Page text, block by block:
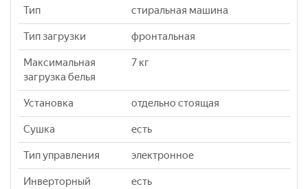
Тип стиральная машина
Тип загрузки фронтальная
Максимальная
загрузка белья
7 кг
Установка отдельно стоящая
Сушка eсть
Тип управления электронное
Инверторный
eсть